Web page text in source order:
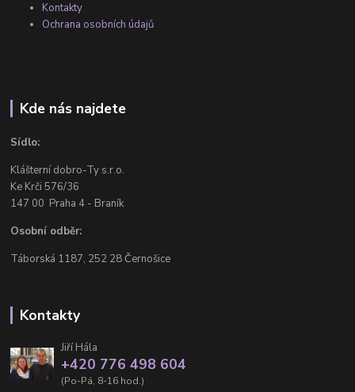
Kontakty
Ochrana osobních údajů
Kde nás najdete
Sídlo:
Klášterní dobro-Ty s.r.o.
Ke Krči 576/36
147 00 Praha 4 - Braník
Osobní odběr:
Táborská 1187, 252 28 Černošice
Kontakty
Jiří Hála
+420 776 498 604
(Po-Pá, 8-16 hod.)